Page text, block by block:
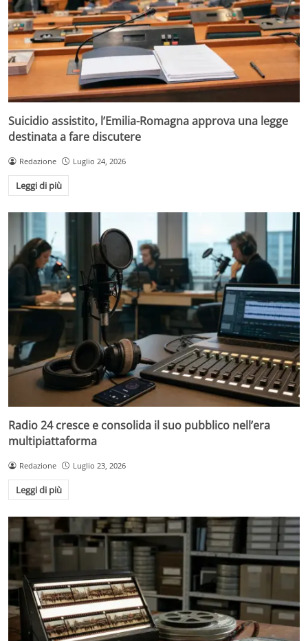
Suicidio assistito, l’Emilia-Romagna approva una legge
destinata a fare discutere
Redazione Luglio 24, 2026
Leggi di più
Radio 24 cresce e consolida il suo pubblico nell’era
multipiattaforma
Redazione Luglio 23, 2026
Leggi di più